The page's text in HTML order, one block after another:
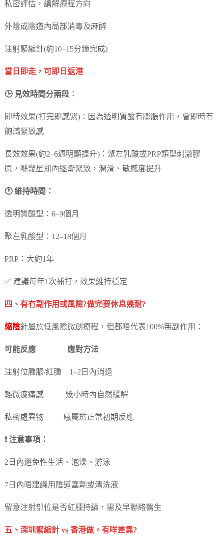
私密評估，講解療程方向
外陰或陰道內局部消毒及麻醉
注射緊縮針(約10–15分鐘完成)
當日即走，可即日返港
🕒 見效時間分兩段：
即時效果(打完即感緊)：因為透明質酸有膨脹作用，會即時有
飽滿緊致感
長效效果(約2–6週明顯提升)：聚左乳酸或PRP類型刺激膠
原，喺幾星期內逐漸緊致，潤滑、敏感度提升
🕐 維持時間：
透明質酸型：6–9個月
聚左乳酸型：12–18個月
PRP：大約1年
✅ 建議每年1次補打，效果維持穩定
四、有冇副作用或風險?做完要休息幾耐?
縮陰針屬於低風險微創療程，但都唔代表100%無副作用：
可能反應 應對方法
注射位腫脹/紅腫 1–2日內消退
輕微痠痛感 幾小時內自然緩解
私密處異物 感屬於正常初期反應
❗ 注意事項：
2日內避免性生活、泡澡、游泳
7日內唔建議用陰道塞劑或清洗液
留意注射部位是否紅腫持續，需及早聯絡醫生
五、深圳緊縮針 vs 香港做，有咩差異?